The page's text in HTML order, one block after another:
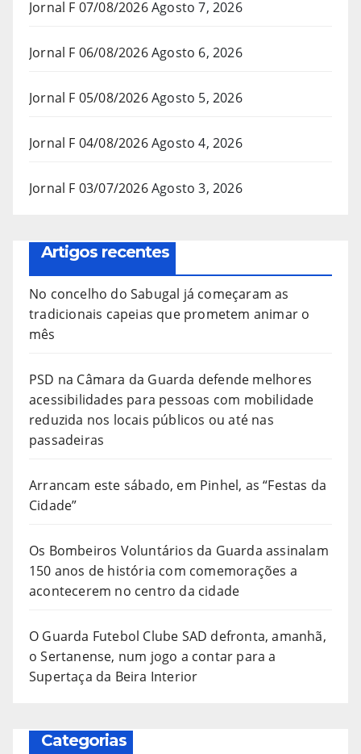
Jornal F 07/08/2026Agosto 7, 2026
Jornal F 06/08/2026Agosto 6, 2026
Jornal F 05/08/2026Agosto 5, 2026
Jornal F 04/08/2026Agosto 4, 2026
Jornal F 03/07/2026Agosto 3, 2026
Artigos recentes
No concelho do Sabugal já começaram as
tradicionais capeias que prometem animar o
mês
PSD na Câmara da Guarda defende melhores
acessibilidades para pessoas com mobilidade
reduzida nos locais públicos ou até nas
passadeiras
Arrancam este sábado, em Pinhel, as “Festas da
Cidade”
Os Bombeiros Voluntários da Guarda assinalam
150 anos de história com comemorações a
acontecerem no centro da cidade
O Guarda Futebol Clube SAD defronta, amanhã,
o Sertanense, num jogo a contar para a
Supertaça da Beira Interior
Categorias